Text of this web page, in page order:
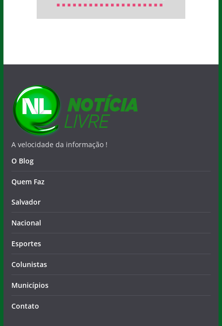
A velocidade da informação !
O Blog
Quem Faz
Salvador
Nacional
Esportes
Colunistas
Municípios
Contato